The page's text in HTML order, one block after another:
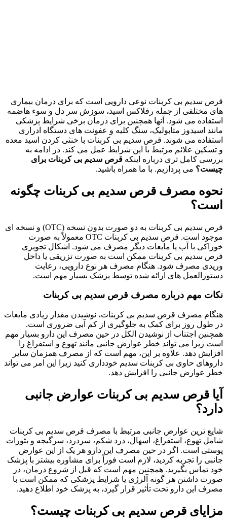
قرص سدیم بی کربنات نوعی دارویی است که برای درمان بیماری
های مختلفی از جمله رفلاکس اسید، سوزش سر دل و سوء هاضمه
استفاده می شود. آنها همچنین برای درمان برخی شرایط پزشکی
مانند اسیدوز متابولیک، سنگ کلیه و عفونت های دستگاه ادراری
استفاده می شوند. قرص سدیم بی کربنات با خنثی کردن اسید معده
و تسکین علائم مرتبط با این شرایط عمل می کند. در ادامه به
بررسی کامل تری درباره اینکه قرص سدیم بی کربنات برای
چیست؟ می پردازیم. با ما همراه باشید.
نحوه مصرف قرص سدیم بی کربنات چگونه
است؟
قرص سدیم بی کربنات به دو صورت بدون نسخه (OTC) و نسخه ای
موجود است. قرص سدیم بی کربنات OTC معمولاً به صورت
خوراکی با آب یا مایعات دیگر مصرف می شود. اشکال تجویزی
قرص سدیم بی کربنات ممکن است به صورت تزریقی یا داخل
وریدی مصرف شود. هنگام مصرف هر نوع دارویی، رعایت
دستورالعمل های ارائه شده توسط پزشک بسیار مهم است.
نکات مهم درباره مصرف قرص سدیم بی کربنات
هنگام مصرف قرص سدیم بی کربنات، نوشیدن مقدار زیادی مایعات
در طول روز برای کمک به جلوگیری از کم آبی ضروری است.
همچنین اجتناب از نوشیدن الکل در حین مصرف این دارو بسیار مهم
است زیرا می تواند خطر عوارض جانبی مانند تهوع و استفراغ را
افزایش دهد. علاوه بر این، مهم است که از مصرف همزمان سایر
داروهای حاوی بی کربنات سدیم خودداری کنید زیرا این امر می تواند
خطر عوارض جانبی را افزایش دهد.
آیا قرص سدیم بی کربنات عوارض جانبی
دارد؟
شایع ترین عوارض جانبی مرتبط با مصرف قرص سدیم بی کربنات
شامل تهوع، استفراغ، اسهال، درد شکم، سردرد، سرگیجه و بثورات
پوستی است. اگر در حین مصرف این دارو هر یک از این عوارض
جانبی را تجربه کردید، لازم است فوراً برای مشاوره بیشتر با پزشک
خود تماس بگیرید. همچنین مهم است که قبل از شروع درمان، در
صورت داشتن هر گونه آلرژی یا شرایط پزشکی که ممکن است با
مصرف این دارو تحت تأثیر قرار گیرد، به پزشک خود اطلاع دهید.
مزایای قرص سدیم بی کربنات چیست؟